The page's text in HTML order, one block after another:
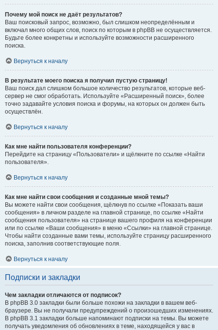
Почему мой поиск не даёт результатов?
Ваш поисковый запрос, возможно, был слишком неопределённым и
включал много общих слов, поиск по которым в phpBB не осуществляется.
Будьте более конкретны и используйте возможности расширенного
поиска.
Вернуться к началу
В результате моего поиска я получил пустую страницу!
Ваш поиск дал слишком большое количество результатов, которые веб-
сервер не смог обработать. Используйте «Расширенный поиск», более
точно задавайте условия поиска и форумы, на которых он должен быть
осуществлён.
Вернуться к началу
Как мне найти пользователя конференции?
Перейдите на страницу «Пользователи» и щёлкните по ссылке «Найти
пользователя».
Вернуться к началу
Как мне найти свои сообщения и созданные мной темы?
Вы можете найти свои сообщения, щёлкнув по ссылке «Показать ваши
сообщения» в личном разделе на главной странице, по ссылке «Найти
сообщения пользователя» на странице вашего профиля на конференции
или по ссылке «Ваши сообщения» в меню «Ссылки» на главной странице.
Чтобы найти созданные вами темы, используйте страницу расширенного
поиска, заполнив соответствующие поля.
Вернуться к началу
Подписки и закладки
Чем закладки отличаются от подписок?
В phpBB 3.0 закладки были больше похожи на закладки в вашем веб-
браузере. Вы не получали предупреждений о произошедших изменениях.
В phpBB 3.1 закладки больше напоминают подписки на темы. Вы можете
получать уведомления об обновлениях в теме, находящейся у вас в